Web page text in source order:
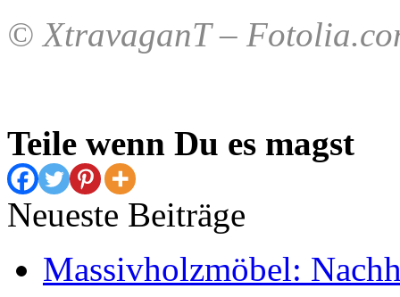
© XtravaganT –
Teile wenn Du es magst
Neueste Beiträge
Massivholzmöbel: